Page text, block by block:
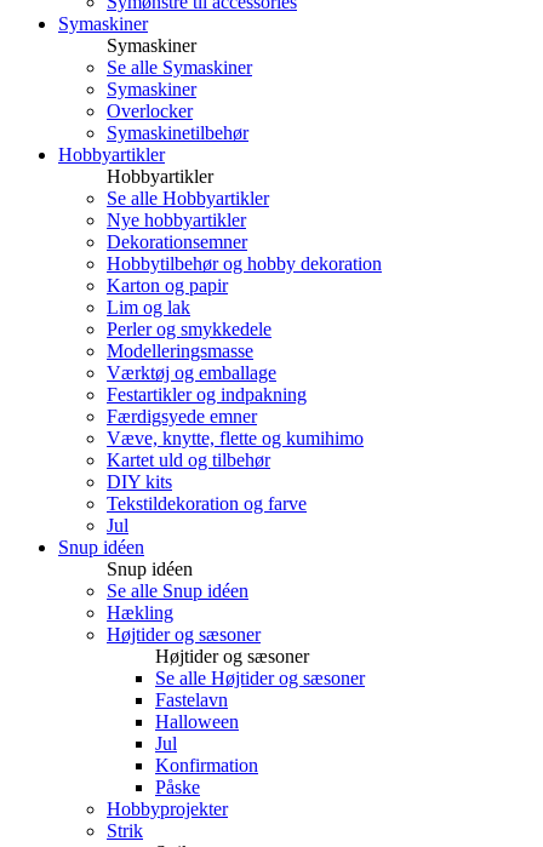
Symaskiner
Symaskiner
Se alle Symaskiner
Symaskiner
Overlocker
Symaskinetilbehør
Hobbyartikler
Hobbyartikler
Se alle Hobbyartikler
Nye hobbyartikler
Dekorationsemner
Hobbytilbehør og hobby dekoration
Karton og papir
Lim og lak
Perler og smykkedele
Modelleringsmasse
Værktøj og emballage
Festartikler og indpakning
Færdigsyede emner
Væve, knytte, flette og kumihimo
Kartet uld og tilbehør
DIY kits
Tekstildekoration og farve
Jul
Snup idéen
Snup idéen
Se alle Snup idéen
Hækling
Højtider og sæsoner
Højtider og sæsoner
Se alle Højtider og sæsoner
Fastelavn
Halloween
Jul
Konfirmation
Påske
Hobbyprojekter
Strik